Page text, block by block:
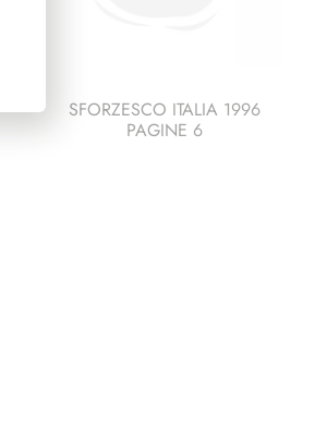
SFORZESCO ITALIA 1996
PAGINE 6